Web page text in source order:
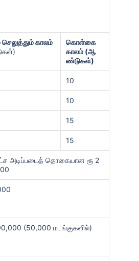
செலுத்தும் காலம்
கொள்கை
காலம் (ஆ
ண்டுகள்)
10
10
15
15
அடிப்படைத் தொகையான ரூ 2
(50,000 மடங்குகளில்)